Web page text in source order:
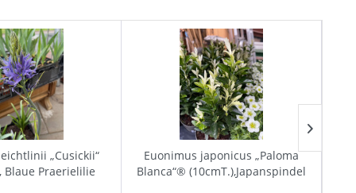
„Cusickii“
Blaue Praerielilie
Euonimus japonicus „Paloma
Blanca“® (10cmT.),Japanspindel